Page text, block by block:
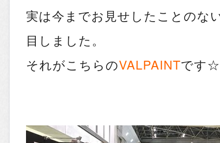
実は今までお見せしたことのな
目しました。
それがこちらのVALPAINTです☆